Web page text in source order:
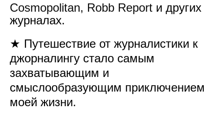
Cosmopolitan, Robb Report и других
журналах.
★ Путешествие от журналистики к
джорналингу стало самым
захватывающим и
смыслообразующим приключением
моей жизни.